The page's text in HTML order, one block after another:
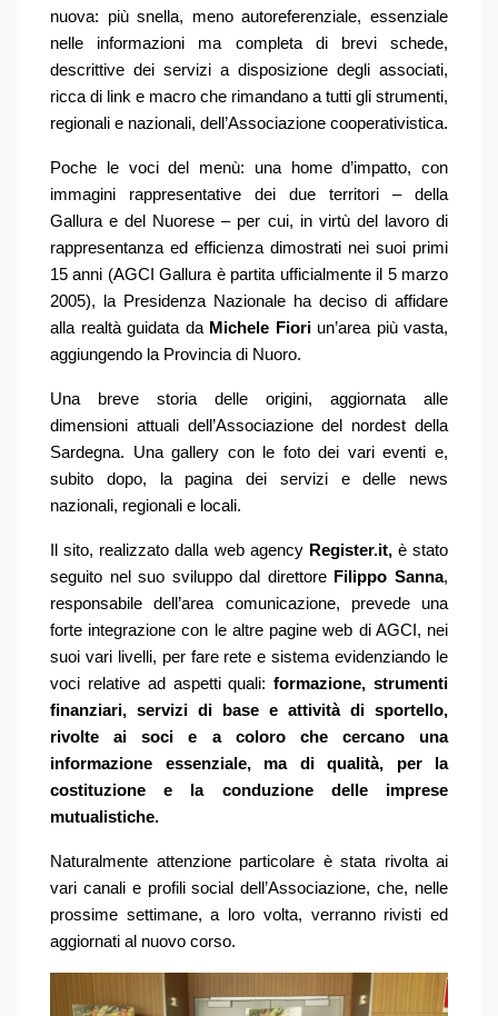
nuova: più snella, meno autoreferenziale, essenziale
nelle informazioni ma completa di brevi schede,
descrittive dei servizi a disposizione degli associati,
ricca di link e macro che rimandano a tutti gli strumenti,
regionali e nazionali, dell’Associazione cooperativistica.
Poche le voci del menù: una home d’impatto, con
immagini rappresentative dei due territori – della
Gallura e del Nuorese – per cui, in virtù del lavoro di
rappresentanza ed efficienza dimostrati nei suoi primi
15 anni (AGCI Gallura è partita ufficialmente il 5 marzo
2005), la Presidenza Nazionale ha deciso di affidare
alla realtà guidata da Michele Fiori un’area più vasta,
aggiungendo la Provincia di Nuoro.
Una breve storia delle origini, aggiornata alle
dimensioni attuali dell’Associazione del nordest della
Sardegna. Una gallery con le foto dei vari eventi e,
subito dopo, la pagina dei servizi e delle news
nazionali, regionali e locali.
Il sito, realizzato dalla web agency Register.it, è stato
seguito nel suo sviluppo dal direttore Filippo Sanna,
responsabile dell’area comunicazione, prevede una
forte integrazione con le altre pagine web di AGCI, nei
suoi vari livelli, per fare rete e sistema evidenziando le
voci relative ad aspetti quali:formazione, strumenti
finanziari, servizi di base e attività di sportello,
rivolte ai soci e a coloro che cercano una
informazione essenziale, ma di qualità, per la
costituzione e la conduzione delle imprese
mutualistiche.
Naturalmente attenzione particolare è stata rivolta ai
vari canali e profili social dell’Associazione, che, nelle
prossime settimane, a loro volta, verranno rivisti ed
aggiornati al nuovo corso.